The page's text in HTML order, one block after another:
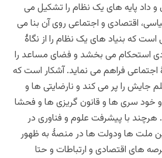
داد پایه های یک نظام را تشکیل می
اقتصادی و اجتماعی روی آن بنا می
که بنیاد های یک نظام را از نگاۀ
استحکام می بخشد و فضای مساعد را
فراهم می نماید. آشکار است که
جایش را پر می کند و نارضایتی ها و
و خود سری ها و قانون گریزی ها و فحشا
با پیشرفت علوم و فناوری در
ملت ها ودولت ها در منصۀ به ظهور
های اقتصادی و ارتباطات و حتا